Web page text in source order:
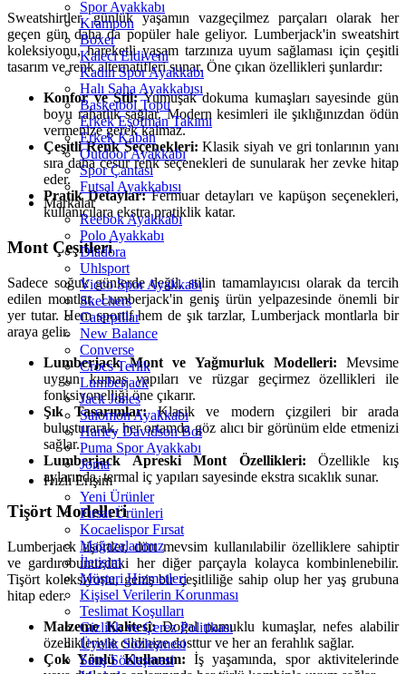
Sweatshirtler, günlük yaşamın vazgeçilmez parçaları olarak her
geçen gün daha da popüler hale geliyor. Lumberjack'in sweatshirt
koleksiyonu, hareketli yaşam tarzınıza uyum sağlaması için çeşitli
tasarım ve renk alternatifleri sunar. Öne çıkan özellikleri şunlardır:
Konfor ve Stil:Yumuşak dokuma kumaşları sayesinde gün
boyu rahatlık sağlar. Modern kesimleri ile şıklığınızdan ödün
vermenize gerek kalmaz.
Çeşitli Renk Seçenekleri: Klasik siyah ve gri tonlarının yanı
sıra daha cesur renk seçenekleri de sunularak her zevke hitap
eder.
Pratik Detaylar:Fermuar detayları ve kapüşon seçenekleri,
kullanıcılara ekstra pratiklik katar.
Mont Çeşitleri
Sadece soğuk günlerde değil, stilin tamamlayıcısı olarak da tercih
edilen montlar, Lumberjack'in geniş ürün yelpazesinde önemli bir
yer tutar. Hem sportif hem de şık tarzlar, Lumberjack montlarla bir
araya gelir.
Lumberjack Mont ve Yağmurluk Modelleri: Mevsime
uygun kumaş yapıları ve rüzgar geçirmez özellikleri ile
fonksiyonelliği öne çıkarır.
Şık Tasarımlar:Klasik ve modern çizgileri bir arada
buluşturarak, her ortamda göz alıcı bir görünüm elde etmenizi
sağlar.
Lumberjack Apreski Mont Özellikleri: Özellikle kış
aylarında, termal iç yapıları sayesinde ekstra sıcaklık sunar.
Tişört Modelleri
Lumberjack tişörtler, dört mevsim kullanılabilir özelliklere sahiptir
ve gardırobunuzdaki her diğer parçayla kolayca kombinlenebilir.
Tişört koleksiyonu, geniş bir çeşitliliğe sahip olup her yaş grubuna
hitap eder.
Malzeme Kalitesi:Doğal pamuklu kumaşlar, nefes alabilir
özellikleriyle cildinize dosttur ve her an ferahlık sağlar.
Çok Yönlü Kullanım: İş yaşamında, spor aktivitelerinde
Spor Ayakkabı
Krampon
Boxer
Kaleci Eldiveni
Kadın Spor Ayakkabı
Halı Saha Ayakkabısı
Basketbol Topu
Erkek Eşofman Takımı
Erkek Kaban
Outdoor Ayakkabı
Spor Çantası
Futsal Ayakkabısı
Markalar
Reebok Ayakkabı
Polo Ayakkabı
Diadora
Uhlsport
Vicco Spor Ayakkabı
Skechers
Caterpillar
New Balance
Converse
Crocs Terlik
Lumberjack
Jack Jones
Salomon Ayakkabı
Harley Davidson Bot
Puma Spor Ayakkabı
Joma
Hızlı Erişim
Yeni Ürünler
Fırsat Ürünleri
Kocaelispor Fırsat
Mağazalarımız
İletişim
Müşteri Hizmetleri
Kişisel Verilerin Korunması
Teslimat Koşulları
Gizlilik ve Çerez Politikası
Üyelik Sözleşmesi
Satış Sözleşmesi